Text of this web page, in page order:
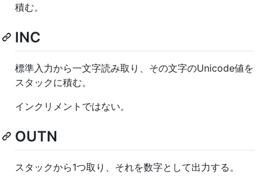
積む。
INC
標準入力から一文字読み取り、その文字のUnicode値を
スタックに積む。
インクリメントではない。
OUTN
スタックから1つ取り、それを数字として出力する。